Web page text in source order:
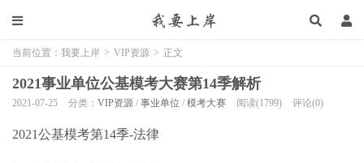
当前位置： 我要上岸 > VIP资源 > 正文
2021事业单位公基模考大赛第14季解析
2021-07-25 分类： VIP资源 / 事业单位 / 模考大赛 阅读(1799) 评论(0)
2021公基模考第14季-法律